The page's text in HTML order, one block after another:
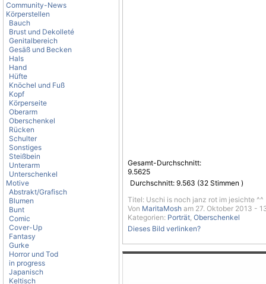
Community-News
Körperstellen
Bauch
Brust und Dekolleté
Genitalbereich
Gesäß und Becken
Hals
Hand
Hüfte
Knöchel und Fuß
Kopf
Körperseite
Oberarm
Oberschenkel
Rücken
Schulter
Sonstiges
Steißbein
Unterarm
Unterschenkel
Motive
Abstrakt/Grafisch
Blumen
Bunt
Comic
Cover-Up
Fantasy
Gurke
Horror und Tod
in progress
Japanisch
Keltisch
Gesamt-Durchschnitt:
9.5625
Durchschnitt: 9.563 (32 Stimmen )
Titel: Uschi is noch janz rot im jesichte ^^
Von MaritaMosh am 27. Oktober 2013 -
Kategorien: Porträt, Oberschenkel
Dieses Bild verlinken?